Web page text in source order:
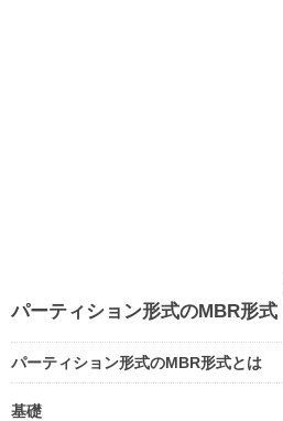
パーティション形式のMBR形式
パーティション形式のMBR形式とは
基礎